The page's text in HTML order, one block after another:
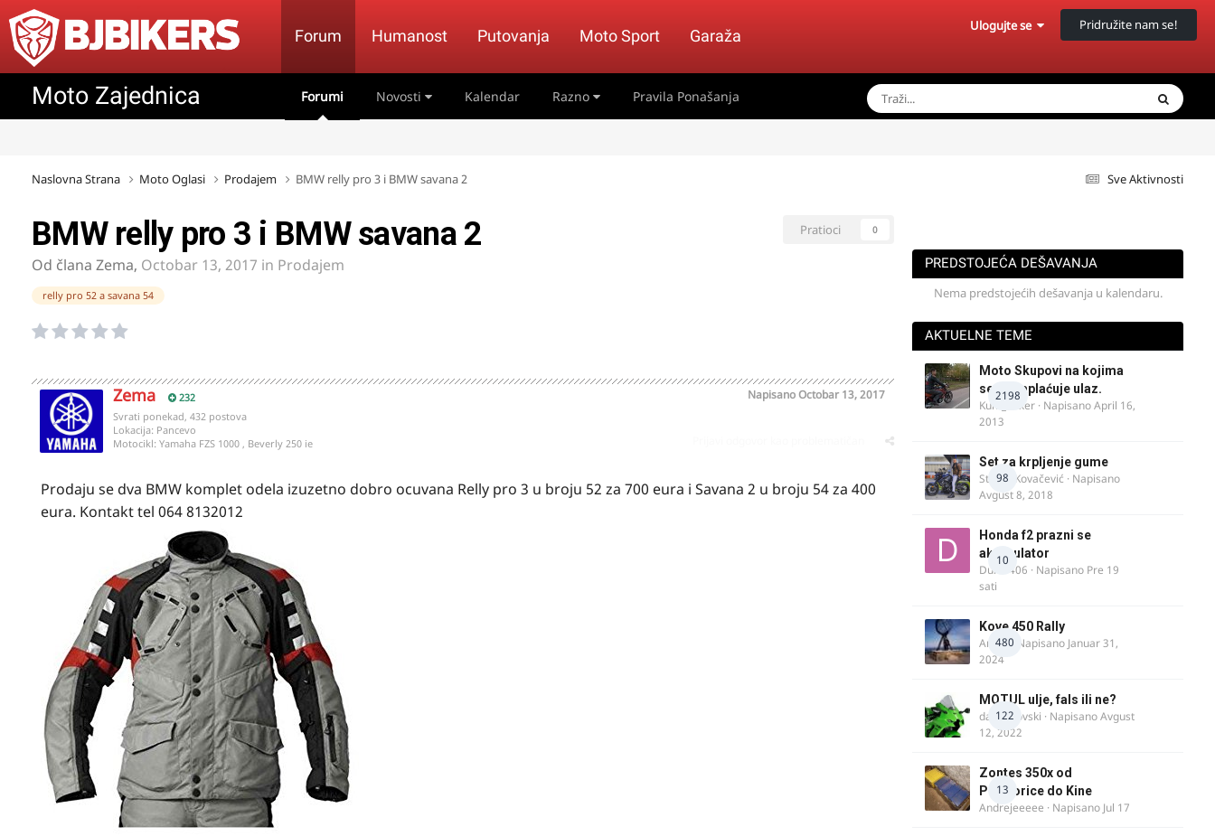
Forum Humanost Putovanja Moto Sport Garaža
Ulogujte se Pridružite nam se!
Moto Zajednica Forumi Novosti Kalendar Razno Pravila Ponašanja
Sve Aktivnosti
Naslovna Strana Moto Oglasi Prodajem BMW relly pro 3 i BMW savana 2
Pratioci 0
BMW relly pro 3 i BMW savana 2
Od člana Zema, Octobar 13, 2017 in Prodajem
relly pro 52 a savana 54
Zema 232 NapisanoOctobar 13, 2017
Svrati ponekad, 432 postova
Lokacija: Pancevo
Motocikl: Yamaha FZS 1000 , Beverly 250 ie
Prodaju se dva BMW komplet odela izuzetno dobro ocuvana Relly pro 3 u broju 52 za 700 eura i Savana 2 u broju 54 za 400
eura. Kontakt tel 064 8132012
PREDSTOJEĆA DEŠAVANJA
Nema predstojećih dešavanja u kalendaru.
AKTUELNE TEME
2198
Moto Skupovi na kojima
se ne naplaćuje ulaz.
Kum_Mixer · NapisanoApril 16,
2013
98
Set za krpljenje gume
Stefan Kovačević · Napisano
Avgust 8, 2018
10
Honda f2 prazni se
akomulator
Dule1406 · Napisano Pre 19
sati
480
Kove 450 Rally
AnteK· Napisano Januar 31,
2024
122
MOTUL ulje, fals ili ne?
dalipopovski · NapisanoAvgust
12, 2022
13
Zontes 350x od
Podgorice do Kine
Andrejeeeee · Napisano Jul 17